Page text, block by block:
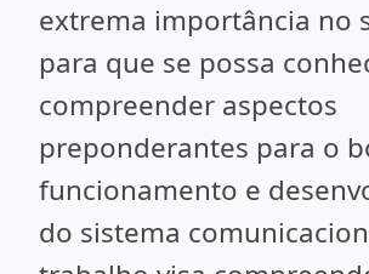
extrema importância no
para que se possa
compreender aspectos
preponderantes para o
funcionamento e
do sistema